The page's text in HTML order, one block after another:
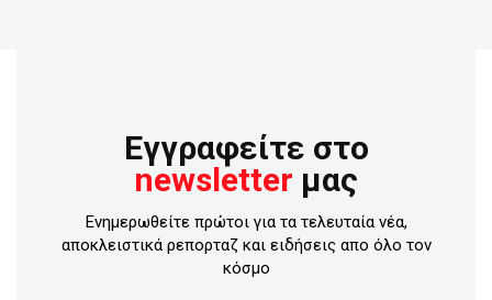
Εγγραφείτε στο
newsletter μας
Ενημερωθείτε πρώτοι για τα τελευταία νέα,
αποκλειστικά ρεπορταζ και ειδήσεις απο όλο τον
κόσμο